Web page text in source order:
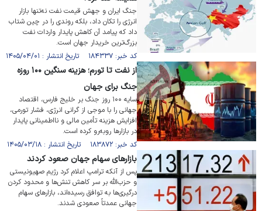
جنگ ایران و جهش قیمت نفت نه‌تنها بازار
انرژی را تکان داد، بلکه روندی را در چین شتاب
داد که پیامد آن کاهش پایدار واردات نفت
بزرگ‌ترین خریدار جهان است.
کد خبر: ۱۸۴۳۳۷ تاریخ انتشار : ۱۴۰۵/۰۴/۰۱
از نفت تا تورم؛ هزینه سنگین ۱۰۰ روزه
جنگ برای جهان
سایه ۱۰۰ روز جنگ بر خلیج فارس، اقتصاد
جهانی را با موجی از گرانی انرژی، فشار تورمی،
افزایش هزینه تأمین مالی و نااطمینانی پایدار
در بازارها روبه‌رو کرده است.
کد خبر: ۱۸۳۸۷۲ تاریخ انتشار : ۱۴۰۵/۰۳/۱۸
بازارهای سهام جهان صعود کردند
پس از آنکه ترامپ اعلام کرد رژیم صهیونیستی
و حزب‌الله بر سر کاهش تنش‌ها و محدود کردن
درگیری‌ها به توافق رسیده‌اند، بازارهای سهام
جهانی عمدتاً صعودی شدند.